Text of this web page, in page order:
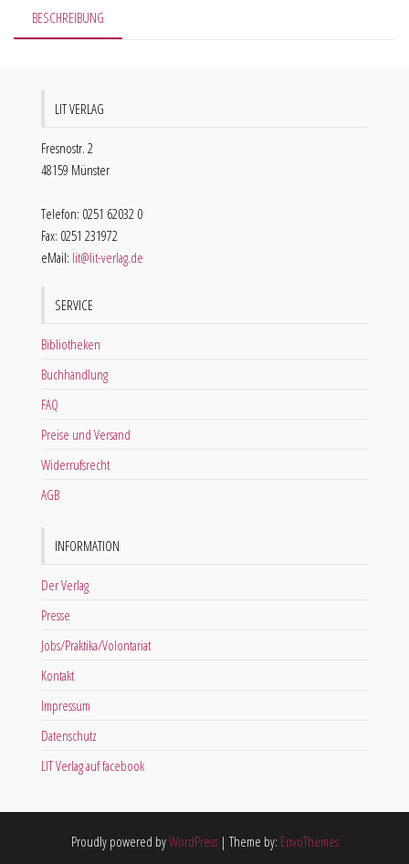
BESCHREIBUNG
LIT VERLAG
Fresnostr. 2
48159 Münster
Telefon: 0251 62032 0
Fax: 0251 231972
eMail: lit@lit-verlag.de
SERVICE
Bibliotheken
Buchhandlung
FAQ
Preise und Versand
Widerrufsrecht
AGB
INFORMATION
Der Verlag
Presse
Jobs/Praktika/Volontariat
Kontakt
Impressum
Datenschutz
LIT Verlag auf facebook
Proudly powered byWordPress | Theme by: EnvoThemes